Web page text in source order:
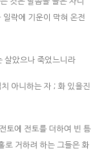
락에 기운이 막혀 온전
살았으나 죽었느니라
아니하는 자 ; 화 있을진
토에 전토를 더하여 빈 틈
로 거하려 하는 그들은 화